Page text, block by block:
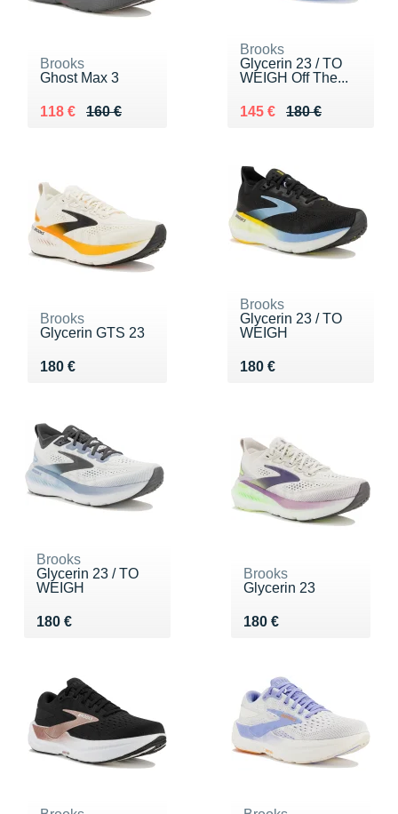
Brooks
Ghost Max 3
160 €
Au lieu de 160 €
118 €
Vendu 118 €
Brooks
Glycerin 23 / TO
WEIGH Off The...
180 €
Au lieu de 180 €
145 €
Vendu 145 €
Brooks
Glycerin GTS 23
180 €
Vendu 180 €
Brooks
Glycerin 23 / TO
WEIGH
180 €
Vendu 180 €
Brooks
Glycerin 23 / TO
WEIGH
180 €
Vendu 180 €
Brooks
Glycerin 23
180 €
Vendu 180 €